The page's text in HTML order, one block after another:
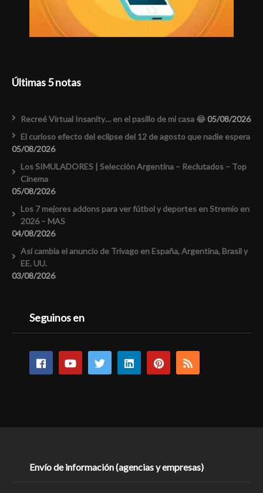
Últimas 5 notas
Recreé Virtual Insanity… en el pasillo de mi casa 😂05/08/2026
El curioso efecto del eclipse del 12 de agosto que nadie espera
05/08/2026
Los SIMULADORES | Selección Argentina – Reclutados – Top
Cinema
05/08/2026
Los 7 mejores addons para ver fútbol y deportes en Stremio en
2026 – MAS
04/08/2026
Así cambia el anuncio de Trivago en España, Argentina, Brasil y
EE. UU.
03/08/2026
Seguinos en
Envío de información (agencias y empresas)